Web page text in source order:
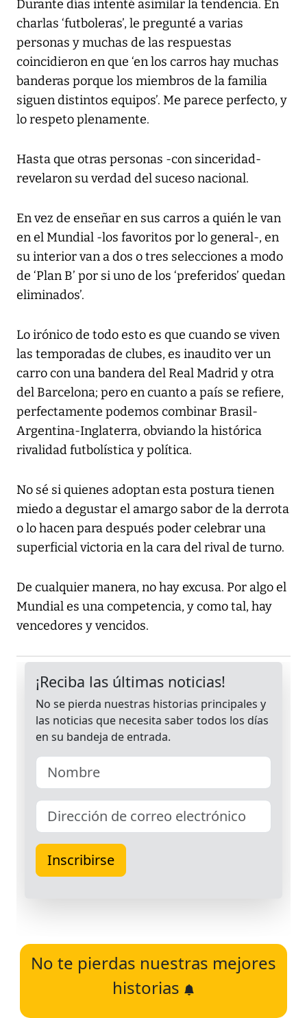
Durante días intenté asimilar la tendencia. En
charlas ‘futboleras’, le pregunté a varias
personas y muchas de las respuestas
coincidieron en que ‘en los carros hay muchas
banderas porque los miembros de la familia
siguen distintos equipos’. Me parece perfecto, y
lo respeto plenamente.
Hasta que otras personas -con sinceridad-
revelaron su verdad del suceso nacional.
En vez de enseñar en sus carros a quién le van
en el Mundial -los favoritos por lo general-, en
su interior van a dos o tres selecciones a modo
de ‘Plan B’ por si uno de los ‘preferidos’ quedan
eliminados’.
Lo irónico de todo esto es que cuando se viven
las temporadas de clubes, es inaudito ver un
carro con una bandera del Real Madrid y otra
del Barcelona; pero en cuanto a país se refiere,
perfectamente podemos combinar Brasil-
Argentina-Inglaterra, obviando la histórica
rivalidad futbolística y política.
No sé si quienes adoptan esta postura tienen
miedo a degustar el amargo sabor de la derrota
o lo hacen para después poder celebrar una
superficial victoria en la cara del rival de turno.
De cualquier manera, no hay excusa. Por algo el
Mundial es una competencia, y como tal, hay
vencedores y vencidos.
No te pierdas nuestras mejores
historias